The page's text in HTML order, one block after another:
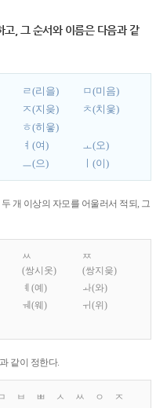
, 그 순서와 이름은 다음과 같
ㄹ(리을)
ㅁ(미음)
ㅈ(지읒)
ㅊ(치읓)
ㅎ(히읗)
ㅕ(여)
ㅗ(오)
ㅡ(으) ㅣ(이)
개 이상의 자모를 어울러서 적되, 그
ㅆ
(쌍시옷)
ㅉ
(쌍지읒)
ㅖ(예)
ㅘ(와)
ㅞ(웨)
ㅟ(위)
같이 정한다.
ㅂ ㅃ ㅅ ㅆ ㅇ
ㅈ